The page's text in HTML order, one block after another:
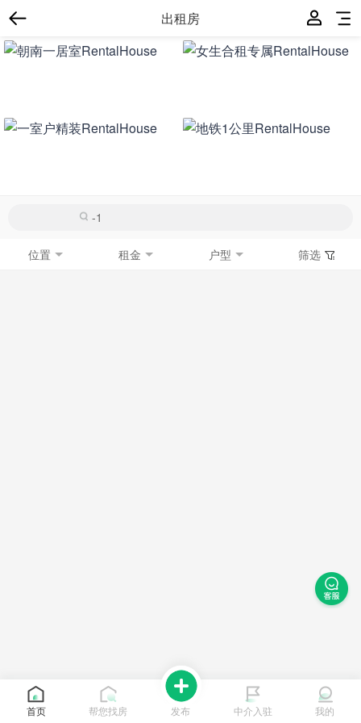
出租房
位置 租金 户型 筛选
首页 帮您找房 发布 中介入驻 我的